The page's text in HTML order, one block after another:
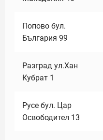
Попово бул.
България 99
Разград ул.Хан
Кубрат 1
Русе бул. Цар
Освободител 13